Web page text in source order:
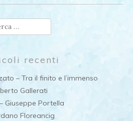
recenti
– Tra il finito e l’immenso
Gallerati
Giuseppe Portella
Floreancig